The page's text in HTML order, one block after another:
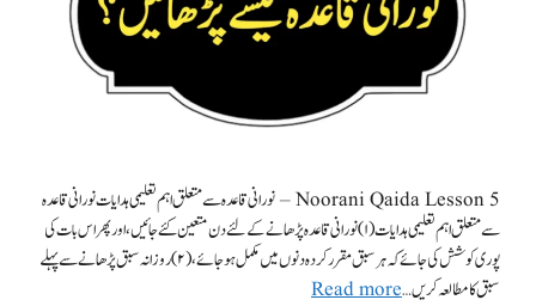
Noorani Qaida Lesson 5 – نورانی قاعدہ سے متعلق اہم تعلیمی ہدایات نورانی قاعدہ
سے متعلق اہم تعلیمی ہدایات (۱) نورانی قاعدہ پڑھانے کے لئے دن متعین کئے جائیں،اور پھر اس بات کی
پوری کوشش کی جائے کہ ہر سبق مقررکردہ دنوں میں مکمل ہو جائے، (۲)روزانہ سبق پڑھانے سے پہلے
سبق کا مطالعہ کریں …Read more